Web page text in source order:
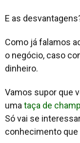
E as
Como já falamos
o negócio, caso
dinheiro.
Vamos supor que
uma taça de
Só vai se
conhecimento que